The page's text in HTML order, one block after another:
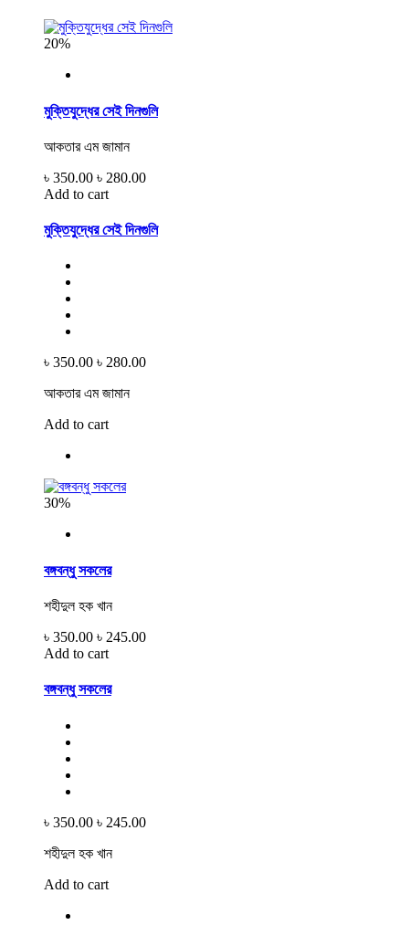
20%
মুক্তিযুদ্ধের সেই দিনগুলি
আকতার এম জামান
৳ 350.00 ৳ 280.00
Add to cart
মুক্তিযুদ্ধের সেই দিনগুলি
৳ 350.00 ৳ 280.00
আকতার এম জামান
Add to cart
30%
বঙ্গবন্ধু সকলের
শহীদুল হক খান
৳ 350.00 ৳ 245.00
Add to cart
বঙ্গবন্ধু সকলের
৳ 350.00 ৳ 245.00
শহীদুল হক খান
Add to cart